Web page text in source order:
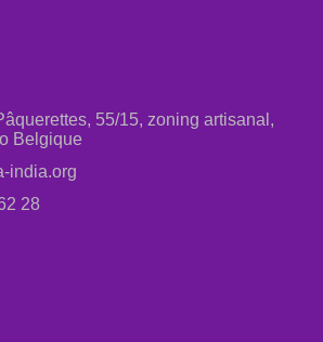
55/15, zoning artisanal,
Belgique
india.org
28